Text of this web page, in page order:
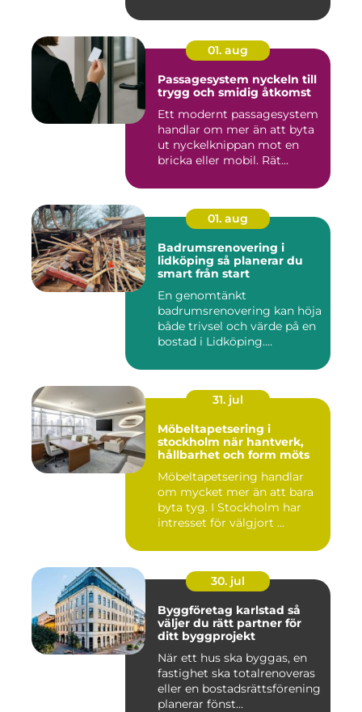
01. aug
Passagesystem nyckeln till
trygg och smidig åtkomst
Ett modernt passagesystem
handlar om mer än att byta
ut nyckelknippan mot en
bricka eller mobil. Rät...
01. aug
Badrumsrenovering i
lidköping så planerar du
smart från start
En genomtänkt
badrumsrenovering kan höja
både trivsel och värde på en
bostad i Lidköping.
31. jul
Möbeltapetsering i
stockholm när hantverk,
hållbarhet och form möts
Möbeltapetsering handlar
om mycket mer än att bara
byta tyg. I Stockholm har
intresset för välgjort ...
30. jul
Byggföretag karlstad så
väljer du rätt partner för
ditt byggprojekt
När ett hus ska byggas, en
fastighet ska totalrenoveras
eller en bostadsrättsförening
planerar fönst...